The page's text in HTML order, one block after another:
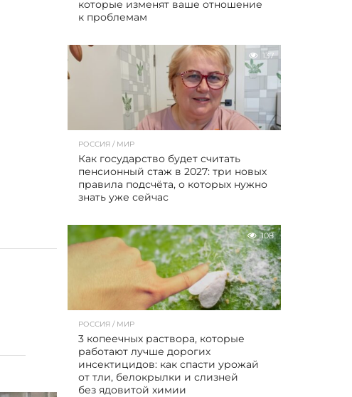
которые изменят ваше отношение
к проблемам
137
РОССИЯ / МИР
Как государство будет считать
пенсионный стаж в 2027: три новых
правила подсчёта, о которых нужно
знать уже сейчас
108
РОССИЯ / МИР
3 копеечных раствора, которые
работают лучше дорогих
инсектицидов: как спасти урожай
от тли, белокрылки и слизней
без ядовитой химии